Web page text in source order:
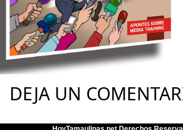
DEJA UN